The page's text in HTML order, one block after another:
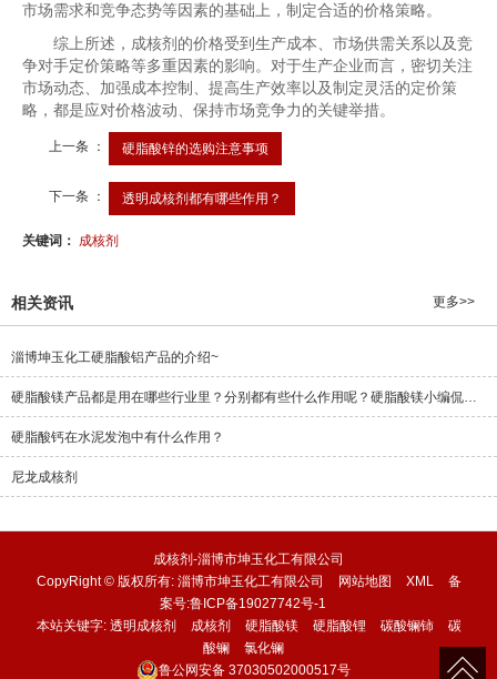
市场需求和竞争态势等因素的基础上，制定合适的价格策略。
综上所述，成核剂的价格受到生产成本、市场供需关系以及竞
争对手定价策略等多重因素的影响。对于生产企业而言，密切关注
市场动态、加强成本控制、提高生产效率以及制定灵活的定价策
略，都是应对价格波动、保持市场竞争力的关键举措。
上一条 ： 硬脂酸锌的选购注意事项
下一条 ： 透明成核剂都有哪些作用？
关键词： 成核剂
相关资讯 更多>>
淄博坤玉化工硬脂酸铝产品的介绍~
硬脂酸镁产品都是用在哪些行业里？分别都有些什么作用呢？硬脂酸镁小编侃一下~
硬脂酸钙在水泥发泡中有什么作用？
尼龙成核剂
成核剂-淄博市坤玉化工有限公司
CopyRight © 版权所有: 淄博市坤玉化工有限公司 网站地图 XML
备
案号:鲁ICP备19027742号-1
本站关键字: 透明成核剂 成核剂 硬脂酸镁 硬脂酸锂 碳酸镧铈
碳
酸镧
氯化镧
鲁公网安备37030502000517号